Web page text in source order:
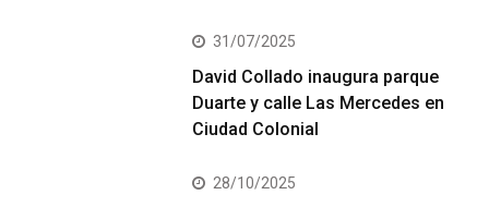
31/07/2025
David Collado inaugura parque
Duarte y calle Las Mercedes en
Ciudad Colonial
28/10/2025